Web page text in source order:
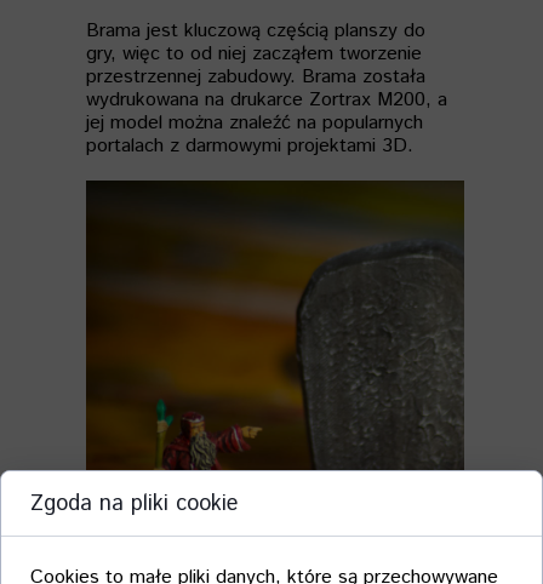
Brama jest kluczową częścią planszy do
gry, więc to od niej zacząłem tworzenie
przestrzennej zabudowy. Brama została
wydrukowana na drukarce Zortrax M200, a
jej model można znaleźć na popularnych
portalach z darmowymi projektami 3D.
Zgoda na pliki cookie
Cookies to małe pliki danych, które są przechowywane